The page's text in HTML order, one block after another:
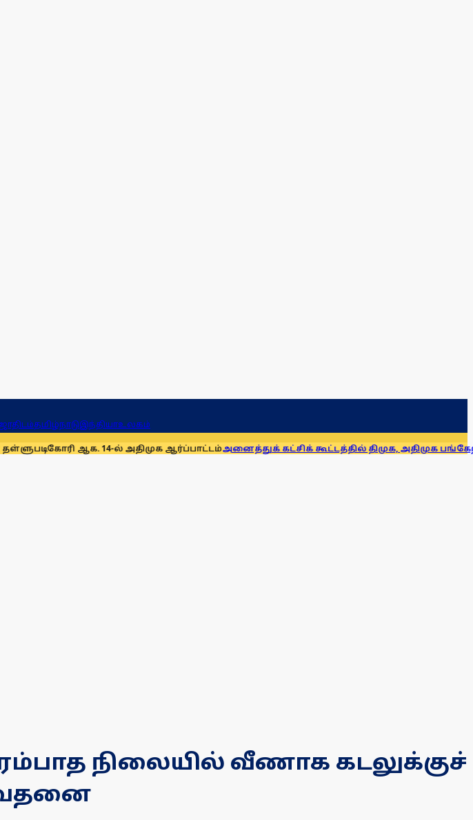
தமிழ்நாடுஇந்தியாஉலகம்
ஆக. 14-ல் அதிமுக ஆர்ப்பாட்டம்அனைத்துக் கட்சிக் கூட்டத்தில் திமுக, அதிமுக
நிலையில் வீணாக கடலுக்குச்